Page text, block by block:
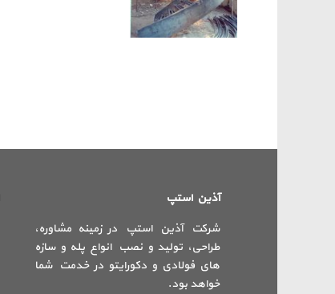
آذین استپ
شرکت آذین استپ در زمینه مشاوره،
طراحی، تولید و نصب انواع پله و سازه
های فولادی و دکورایتو در خدمت شما
خواهد بود.